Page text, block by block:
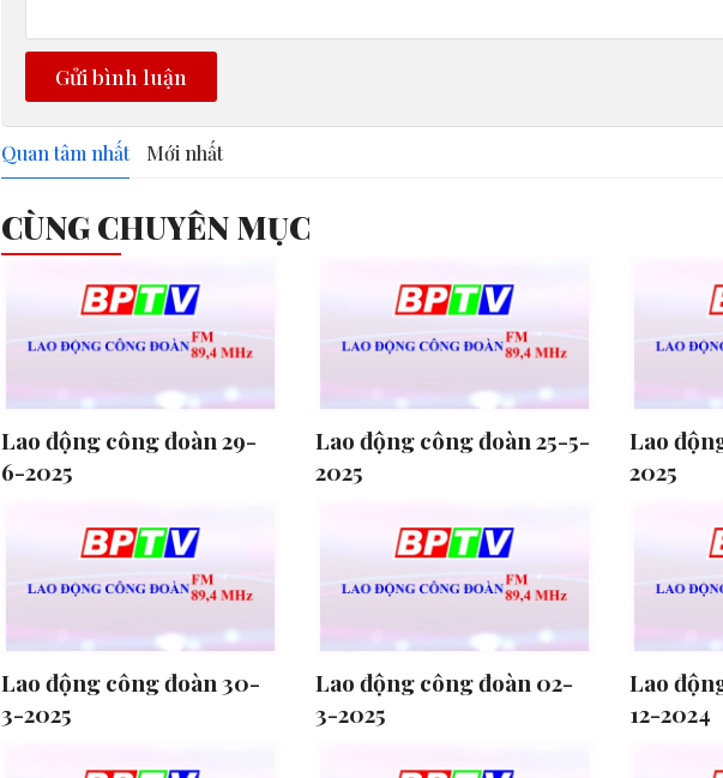
Gửi bình luận
Quan tâm nhất Mới nhất
CÙNG CHUYÊN MỤC
Lao động công đoàn 29-
6-2025
Lao động công đoàn 25-5-
2025
Lao
2025
Lao động công đoàn 30-
3-2025
Lao động công đoàn 02-
3-2025
Lao
12-2024